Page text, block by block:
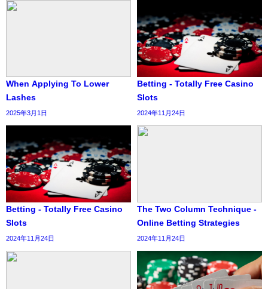
When Applying To Lower
Lashes
2025年3月1日
Betting - Totally Free Casino
Slots
2024年11月24日
Betting - Totally Free Casino
Slots
2024年11月24日
The Two Column Technique -
Online Betting Strategies
2024年11月24日